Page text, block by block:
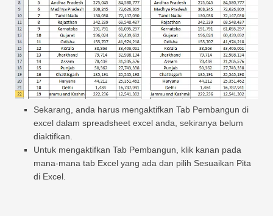
Sekarang, anda harus mengaktifkan Tab Pembangun di
excel dalam spreadsheet excel anda, sekiranya belum
diaktifkan.
Untuk mengaktifkan Tab Pembangun, klik kanan pada
mana-mana tab Excel yang ada dan pilih Sesuaikan Pita
di Excel.